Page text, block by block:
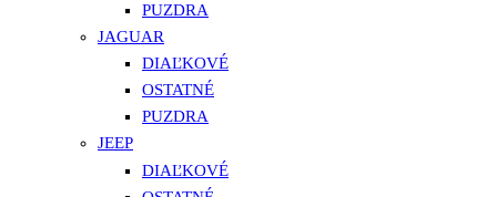
PUZDRA
JAGUAR
DIAĽKOVÉ
OSTATNÉ
PUZDRA
JEEP
DIAĽKOVÉ